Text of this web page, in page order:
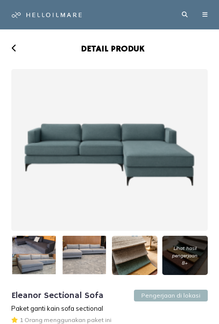
DETAIL PRODUK
Lihat hasil
pengerjaan
8+
Eleanor Sectional Sofa Pengerjaan di lokasi
Paket ganti kain sofa sectional
1 Orang menggunakan paket ini